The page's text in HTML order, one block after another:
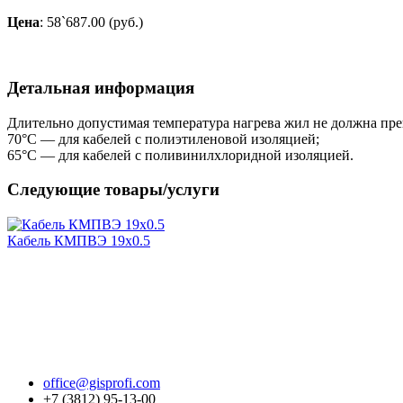
Цена: 58`687.00 (руб.)
Детальная информация
Длительно допустимая температура нагрева жил не должна
70°С — для кабелей с полиэтиленовой изоляцией;
65°С — для кабелей с поливинилхлоридной изоляцией.
Следующие товары/услуги
Кабель КМПВЭ 19х0.5
office@gisprofi.com
+7 (3812) 95-13-00